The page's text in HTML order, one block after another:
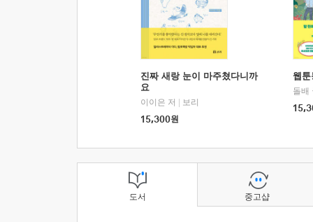
진짜 새랑 눈이 마주쳤다니까
요
이이은 저
보리
15,300원
웹
돌배
도서 중고샵